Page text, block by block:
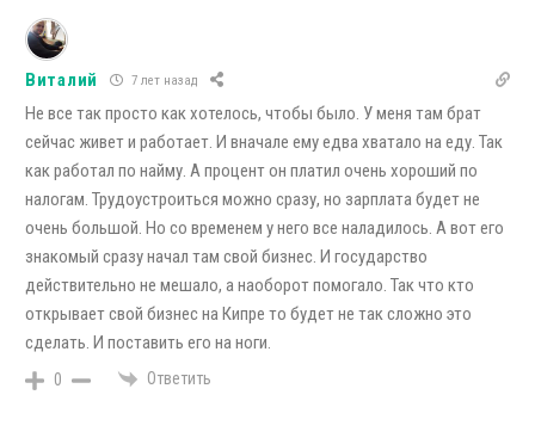
Виталий 7 лет назад
Не все так просто как хотелось, чтобы было. У меня там брат
сейчас живет и работает. И вначале ему едва хватало на еду. Так
как работал по найму. А процент он платил очень хороший по
налогам. Трудоустроиться можно сразу, но зарплата будет не
очень большой. Но со временем у него все наладилось. А вот его
знакомый сразу начал там свой бизнес. И государство
действительно не мешало, а наоборот помогало. Так что кто
открывает свой бизнес на Кипре то будет не так сложно это
сделать. И поставить его на ноги.
0 Ответить